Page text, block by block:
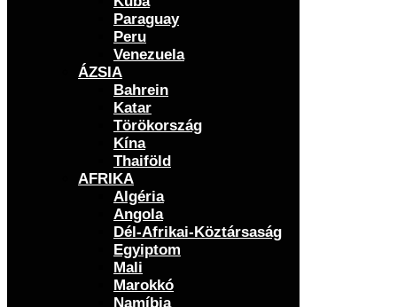
Paraguay
Peru
Venezuela
ÁZSIA
Bahrein
Katar
Törökország
Kína
Thaiföld
AFRIKA
Algéria
Angola
Dél-Afrikai-Köztársaság
Egyiptom
Mali
Marokkó
Namíbia